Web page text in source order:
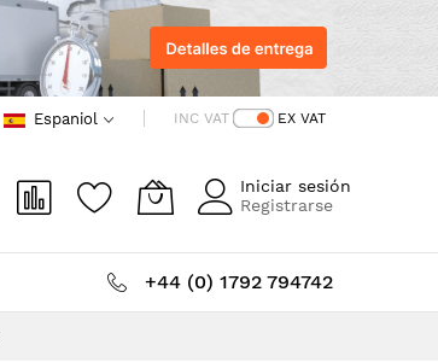
Espaniol INC VAT EX VAT
Iniciar sesión
Registrarse
+44 (0) 1792 794742